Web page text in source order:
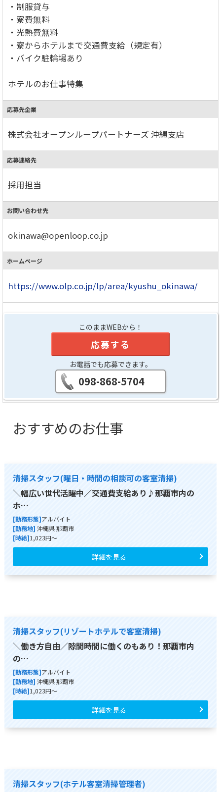
・制服貸与
・寮費無料
・光熱費無料
・寮からホテルまで交通費支給（規定有）
・バイク駐輪場あり
ホテルのお仕事特集
応募先企業
株式会社オープンループパートナーズ 沖縄支店
応募連絡先
採用担当
お問い合わせ先
okinawa@openloop.co.jp
ホームページ
https://www.olp.co.jp/lp/area/kyushu_okinawa/
このままWEBから！
応募する
お電話でも応募できます。
098-868-5704
おすすめのお仕事
清掃スタッフ(曜日・時間の相談可の客室清掃)
＼幅広い世代活躍中／交通費支給あり♪那覇市内の
ホ…
[勤務形態]アルバイト
[勤務地] 沖縄県 那覇市
[時給]1,023円～
詳細を見る
清掃スタッフ(リゾートホテルで客室清掃)
＼働き方自由／隙間時間に働くのもあり！那覇市内
の…
[勤務形態]アルバイト
[勤務地] 沖縄県 那覇市
[時給]1,023円～
詳細を見る
清掃スタッフ(ホテル客室清掃管理者)